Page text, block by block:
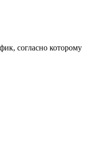
согласно которому